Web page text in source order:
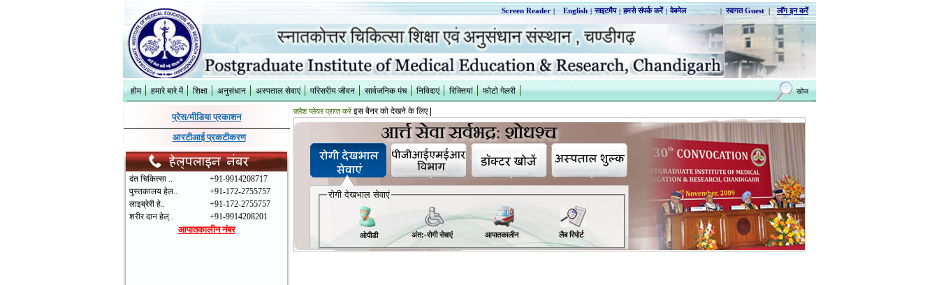
Screen Reader | English | साइटमैप | हमसे संपर्क करें | वेबमेल | स्वागत Guest| लॉग इन करें
होम हमारे बारे में शिक्षा अनुसंधान अस्पताल सेवाएं परिसरीय जीवन सार्वजनिक मंच निविदाएं रिक्तियां फोटो गेलरी खोज
प्रेस/मीडिया प्रकाशन
आरटीआई प्रकटीकरण
दंत चिकित्सा ..
+91-9914208717
पुस्तकालय हेल..
+91-172-2755757
लाइब्रेरी हे..
+91-172-2755757
शरीर दान हेल्..
+91-9914208201
आपातकालीन नंबर